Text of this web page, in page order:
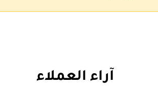
آراء العملاء